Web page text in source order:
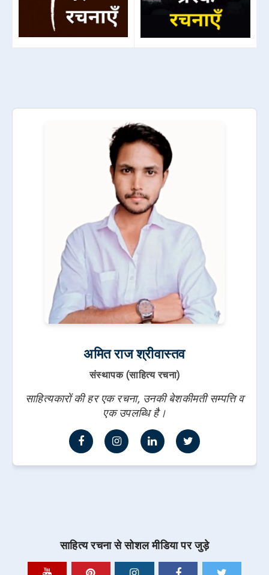
अमित राज श्रीवास्तव
संस्थापक (साहित्य रचना)
साहित्यकारों की हर एक रचना, उनकी बेशकीमती सम्पत्ति व
एक उपलब्धि है।
साहित्य रचना से सोशल मीडिया पर जुड़े